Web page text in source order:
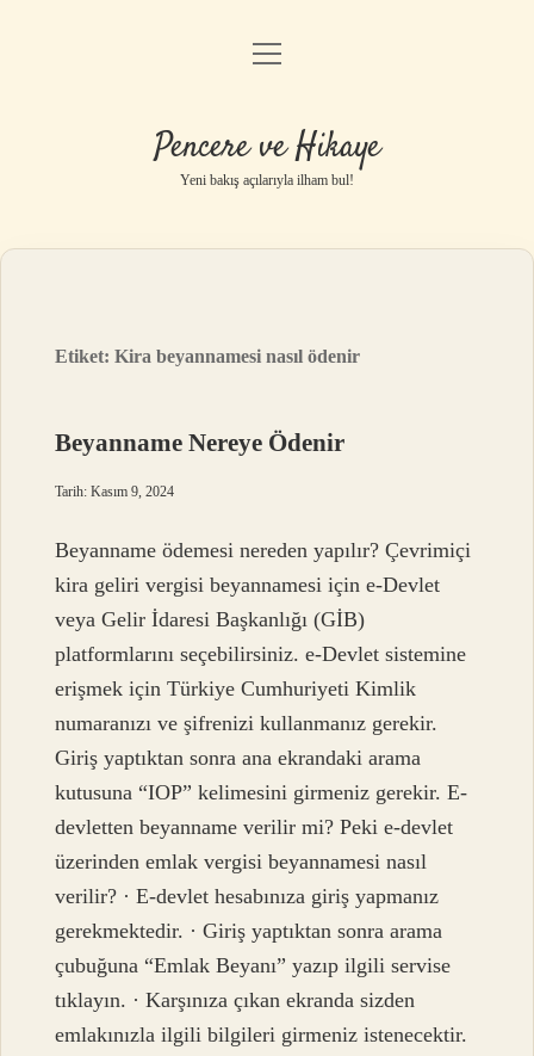
Anasayfa
Yasal Uyarı
menüyü
Pencere ve Hikaye
Yeni bakış açılarıyla ilham bul!
Etiket:Kira beyannamesi nasıl ödenir
Beyanname Nereye Ödenir
Tarih: Kasım 9, 2024
Beyanname ödemesi nereden yapılır? Çevrimiçi
kira geliri vergisi beyannamesi için e-Devlet
veya Gelir İdaresi Başkanlığı (GİB)
platformlarını seçebilirsiniz. e-Devlet sistemine
erişmek için Türkiye Cumhuriyeti Kimlik
numaranızı ve şifrenizi kullanmanız gerekir.
Giriş yaptıktan sonra ana ekrandaki arama
kutusuna “IOP” kelimesini girmeniz gerekir. E-
devletten beyanname verilir mi? Peki e-devlet
üzerinden emlak vergisi beyannamesi nasıl
verilir? · E-devlet hesabınıza giriş yapmanız
gerekmektedir. · Giriş yaptıktan sonra arama
çubuğuna “Emlak Beyanı” yazıp ilgili servise
tıklayın. · Karşınıza çıkan ekranda sizden
emlakınızla ilgili bilgileri girmeniz istenecektir.